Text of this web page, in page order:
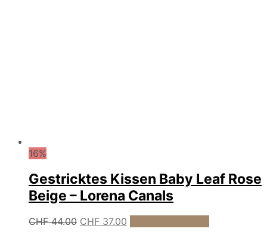
16%
Gestricktes Kissen Baby Leaf Rose
Beige – Lorena Canals
CHF44.00 Ursprünglicher
CHF 37.00